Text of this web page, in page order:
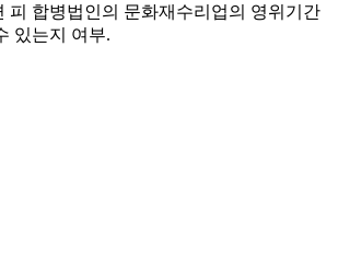
피 합병법인의 문화재수리업의 영위기간
있는지 여부.